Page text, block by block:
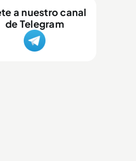
a nuestro canal
de Telegram